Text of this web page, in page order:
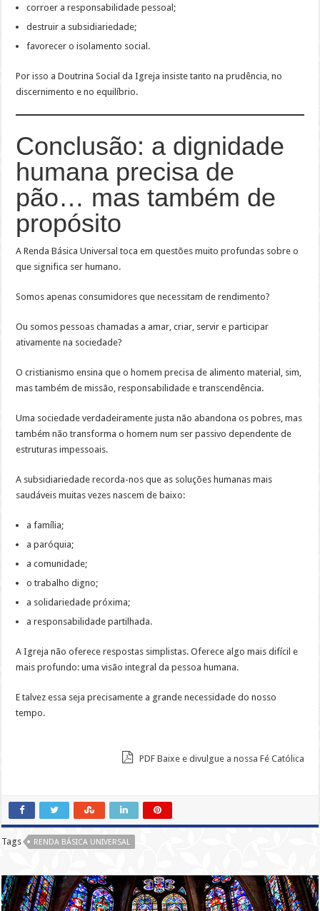
corroer a responsabilidade pessoal;
destruir a subsidiariedade;
favorecer o isolamento social.
Por isso a Doutrina Social da Igreja insiste tanto na prudência, no
discernimento e no equilíbrio.
Conclusão: a dignidade
humana precisa de
pão… mas também de
propósito
A Renda Básica Universal toca em questões muito profundas sobre o
que significa ser humano.
Somos apenas consumidores que necessitam de rendimento?
Ou somos pessoas chamadas a amar, criar, servir e participar
ativamente na sociedade?
O cristianismo ensina que o homem precisa de alimento material, sim,
mas também de missão, responsabilidade e transcendência.
Uma sociedade verdadeiramente justa não abandona os pobres, mas
também não transforma o homem num ser passivo dependente de
estruturas impessoais.
A subsidiariedade recorda-nos que as soluções humanas mais
saudáveis muitas vezes nascem de baixo:
a família;
a paróquia;
a comunidade;
o trabalho digno;
a solidariedade próxima;
a responsabilidade partilhada.
A Igreja não oferece respostas simplistas. Oferece algo mais difícil e
mais profundo: uma visão integral da pessoa humana.
E talvez essa seja precisamente a grande necessidade do nosso
tempo.
PDF Baixe e divulgue a nossa Fé Católica
Tags RENDA BÁSICA UNIVERSAL